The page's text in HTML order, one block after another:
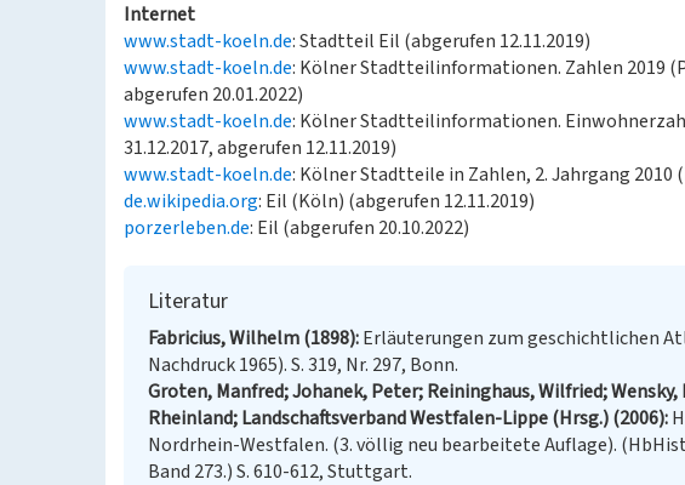
Internet
www.stadt-koeln.de: Stadtteil Eil (abgerufen 12.11.2019)
www.stadt-koeln.de: Kölner Stadtteilinformationen. Zahlen 2019
abgerufen 20.01.2022)
www.stadt-koeln.de: Kölner Stadtteilinformationen.
31.12.2017, abgerufen 12.11.2019)
www.stadt-koeln.de: Kölner Stadtteile in Zahlen, 2. Jahrgang 2010
de.wikipedia.org: Eil (Köln) (abgerufen 12.11.2019)
porzerleben.de: Eil (abgerufen 20.10.2022)
Literatur
Fabricius, Wilhelm (1898) Erläuterungen zum geschichtlichen
Nachdruck 1965). S. 319, Nr. 297, Bonn.
Groten, Manfred; Johanek, Peter; Reininghaus, Wilfried;
Rheinland; Landschaftsverband Westfalen-Lippe (Hrsg.) (2006)
Nordrhein-Westfalen. (3. völlig neu bearbeitete Auflage).
Band 273.) S. 610-612, Stuttgart.